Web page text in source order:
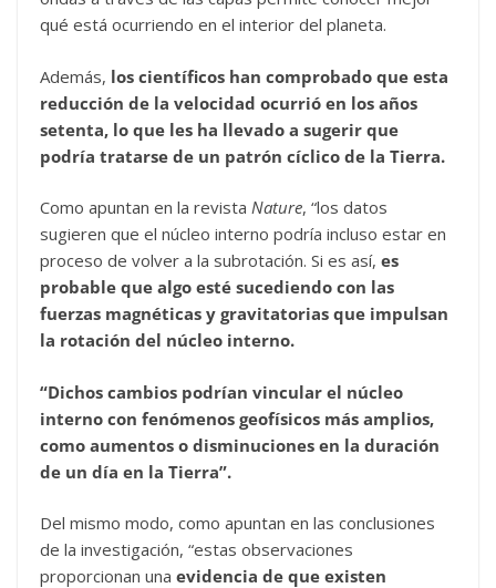
qué está ocurriendo en el interior del planeta.
Además, los científicos han comprobado que esta
reducción de la velocidad ocurrió en los años
setenta, lo que les ha llevado a sugerir que
podría tratarse de un patrón cíclico de la Tierra.
Como apuntan en la revista Nature, “los datos
sugieren que el núcleo interno podría incluso estar en
proceso de volver a la subrotación. Si es así, es
probable que algo esté sucediendo con las
fuerzas magnéticas y gravitatorias que impulsan
la rotación del núcleo interno.
“Dichos cambios podrían vincular el núcleo
interno con fenómenos geofísicos más amplios,
como aumentos o disminuciones en la duración
de un día en la Tierra”.
Del mismo modo, como apuntan en las conclusiones
de la investigación, “estas observaciones
proporcionan una evidencia de que existen